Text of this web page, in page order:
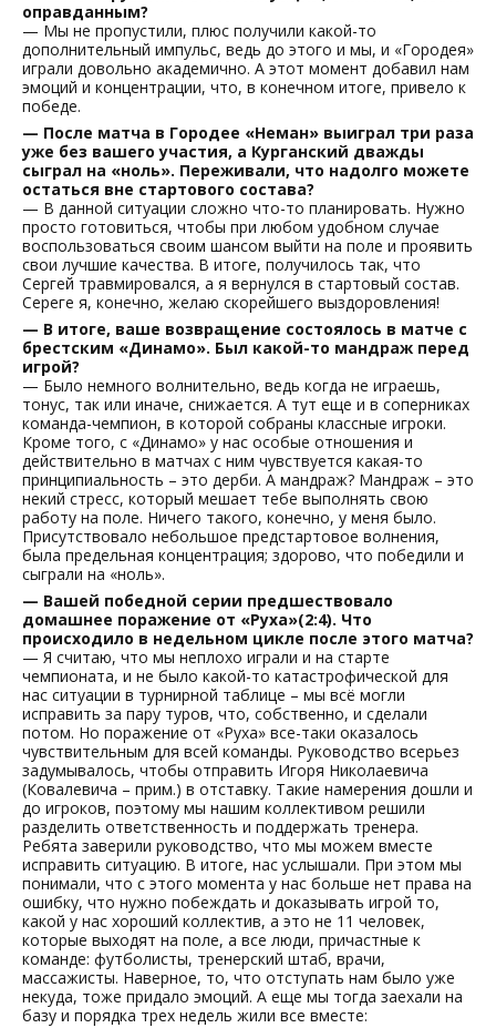
оправданным?
— Мы не пропустили, плюс получили какой-то
дополнительный импульс, ведь до этого и мы, и «Городея»
играли довольно академично. А этот момент добавил нам
эмоций и концентрации, что, в конечном итоге, привело к
победе.
— После матча в Городее «Неман» выиграл три раза
уже без вашего участия, а Курганский дважды
сыграл на «ноль». Переживали, что надолго можете
остаться вне стартового состава?
— В данной ситуации сложно что-то планировать. Нужно
просто готовиться, чтобы при любом удобном случае
воспользоваться своим шансом выйти на поле и проявить
свои лучшие качества. В итоге, получилось так, что
Сергей травмировался, а я вернулся в стартовый состав.
Сереге я, конечно, желаю скорейшего выздоровления!
— В итоге, ваше возвращение состоялось в матче с
брестским «Динамо». Был какой-то мандраж перед
игрой?
— Было немного волнительно, ведь когда не играешь,
тонус, так или иначе, снижается. А тут еще и в соперниках
команда-чемпион, в которой собраны классные игроки.
Кроме того, с «Динамо» у нас особые отношения и
действительно в матчах с ним чувствуется какая-то
принципиальность – это дерби. А мандраж? Мандраж – это
некий стресс, который мешает тебе выполнять свою
работу на поле. Ничего такого, конечно, у меня было.
Присутствовало небольшое предстартовое волнения,
была предельная концентрация; здорово, что победили и
сыграли на «ноль».
— Вашей победной серии предшествовало
домашнее поражение от «Руха»(2:4). Что
происходило в недельном цикле после этого матча?
— Я считаю, что мы неплохо играли и на старте
чемпионата, и не было какой-то катастрофической для
нас ситуации в турнирной таблице – мы всё могли
исправить за пару туров, что, собственно, и сделали
потом. Но поражение от «Руха» все-таки оказалось
чувствительным для всей команды. Руководство всерьез
задумывалось, чтобы отправить Игоря Николаевича
(Ковалевича – прим.) в отставку. Такие намерения дошли и
до игроков, поэтому мы нашим коллективом решили
разделить ответственность и поддержать тренера.
Ребята заверили руководство, что мы можем вместе
исправить ситуацию. В итоге, нас услышали. При этом мы
понимали, что с этого момента у нас больше нет права на
ошибку, что нужно побеждать и доказывать игрой то,
какой у нас хороший коллектив, а это не 11 человек,
которые выходят на поле, а все люди, причастные к
команде: футболисты, тренерский штаб, врачи,
массажисты. Наверное, то, что отступать нам было уже
некуда, тоже придало эмоций. А еще мы тогда заехали на
базу и порядка трех недель жили все вместе: